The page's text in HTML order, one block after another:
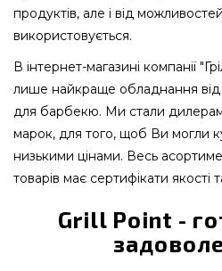
продуктів, але і від
використовується.
В інтернет-магазині компанії
лише найкраще обладнання від
для барбекю. Ми стали
марок, для того, щоб Ви могли
низькими цінами. Весь
товарів має сертифікати якості
Grill Point -